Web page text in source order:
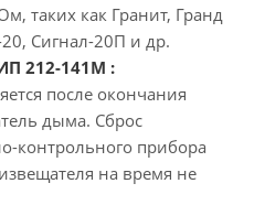
таких как Гранит, Гранд
Сигнал-20П и др.
212-141М :
после окончания
дыма. Сброс
контрольного прибора
на время не